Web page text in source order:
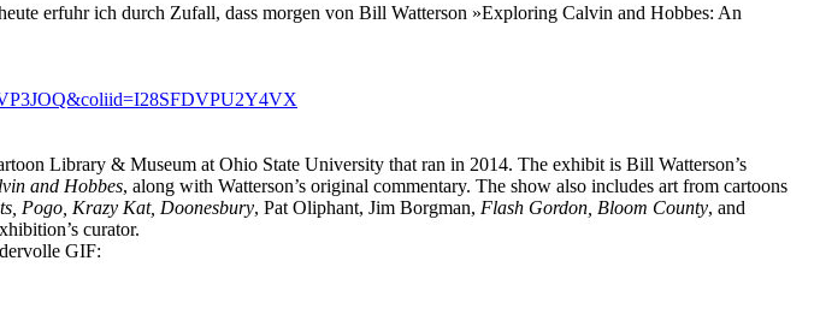
erfuhr ich durch Zufall, dass morgen von Bill Watterson »Exploring Calvin and Hobbes: An
Library & Museum at Ohio State University that ran in 2014. The exhibit is Bill Watterson’s
and Hobbes, along with Watterson’s original commentary. The show also includes art from cartoons
Pogo, Krazy Kat, Doonesbury, Pat Oliphant, Jim Borgman, Flash Gordon, Bloom County, and
curator.
GIF: